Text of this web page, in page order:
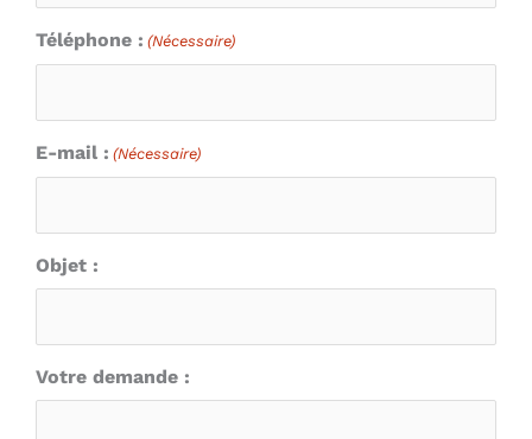
Téléphone : (Nécessaire)
E-mail : (Nécessaire)
Objet :
Votre demande :